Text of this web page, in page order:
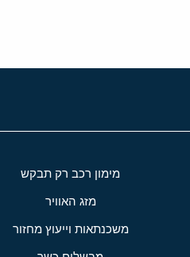
מימון רכב רק תבקש
מזג האוויר
משכנתאות וייעוץ מחזור